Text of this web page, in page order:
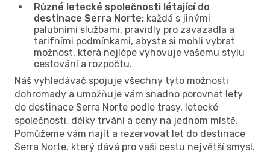
Různé letecké společnosti létající do
destinace Serra Norte: každá s jinými
palubními službami, pravidly pro zavazadla a
tarifními podmínkami, abyste si mohli vybrat
možnost, která nejlépe vyhovuje vašemu stylu
cestování a rozpočtu.
Náš vyhledávač spojuje všechny tyto možnosti
dohromady a umožňuje vám snadno porovnat lety
do destinace Serra Norte podle trasy, letecké
společnosti, délky trvání a ceny na jednom místě.
Pomůžeme vám najít a rezervovat let do destinace
Serra Norte, který dává pro vaši cestu největší smysl.